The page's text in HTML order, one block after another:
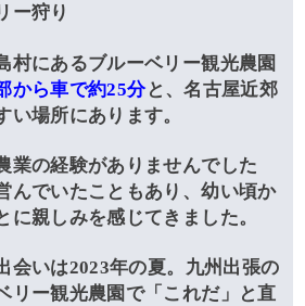
ー狩り
村にあるブルーベリー観光農園
から車で約25分 と、名古屋近郊
い場所にあります。
業の経験がありませんでした
んでいたこともあり、幼い頃か
に親しみを感じてきました。
会いは2023年の夏。九州出張の
リー観光農園で「これだ」と直